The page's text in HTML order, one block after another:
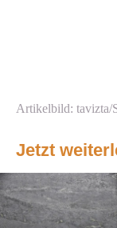
Artikelbild: tavizta/
Jetzt